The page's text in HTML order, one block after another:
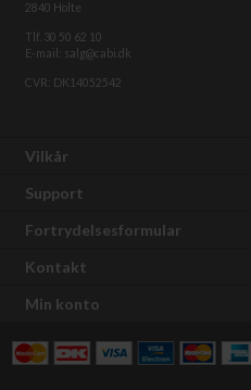
2840 Holte
Tlf. 30 50 62 10
E-mail: salg@cabi.dk
CVR: DK14052542
Vilkår
Support
Fortrydelsesformular
Kontakt
Min konto